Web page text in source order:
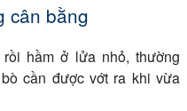
cân bằng
hầm ở lửa nhỏ, thường
cần được vớt ra khi vừa